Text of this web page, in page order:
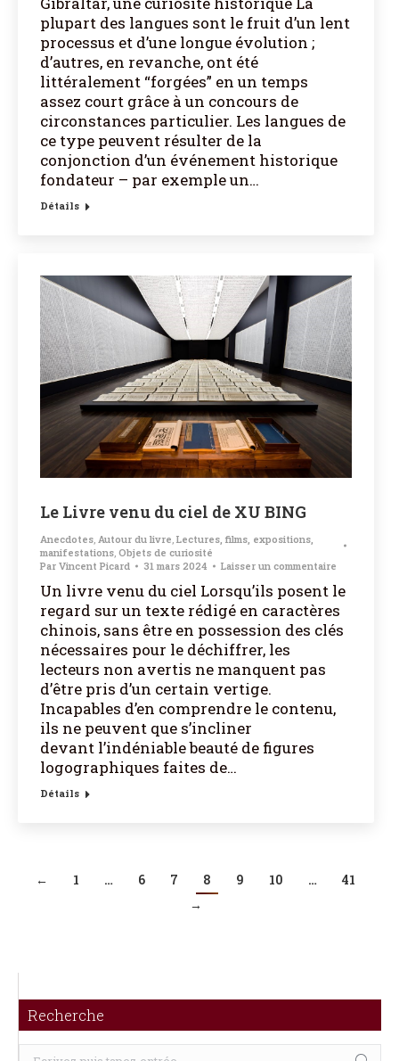
plupart des langues sont le fruit d’un lent
processus et d’une longue évolution ;
d’autres, en revanche, ont été
littéralement “forgées” en un temps
assez court grâce à un concours de
circonstances particulier. Les langues de
ce type peuvent résulter de la
conjonction d’un événement historique
fondateur – par exemple un…
Détails
Le Livre venu du ciel de XU BING
Anecdotes, Autour du livre, Lectures, films, expositions,
manifestations, Objets de curiosité
Par Vincent Picard 31 mars 2024 Laisser un commentaire
Un livre venu du ciel Lorsqu’ils posent le
regard sur un texte rédigé en caractères
chinois, sans être en possession des clés
nécessaires pour le déchiffrer, les
lecteurs non avertis ne manquent pas
d’être pris d’un certain vertige.
Incapables d’en comprendre le contenu,
ils ne peuvent que s’incliner
devant l’indéniable beauté de figures
logographiques faites de…
Détails
← 1 … 6 7 8 9 10 …
41
→
Recherche
Recherche